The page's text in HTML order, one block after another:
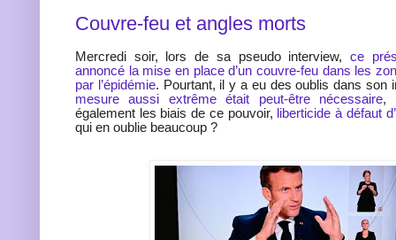
Couvre-feu et angles morts
Mercredi soir, lors de sa pseudo interview,ce
annoncé la mise en place d’un couvre-feu dans les
par l’épidémie. Pourtant, il y a eu des oublis dans son
mesure aussi extrême était peut-être nécessaire,
également les biais de ce pouvoir, liberticide à défaut
qui en oublie beaucoup ?